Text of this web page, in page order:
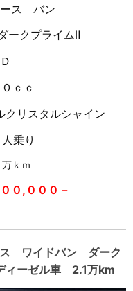
ース バン
ークプライムⅡ
ｃｃ
クリスタルシャイン
乗り
ｋｍ
０,０００－
ワイドバン ダーク
ーゼル車 2.1万km